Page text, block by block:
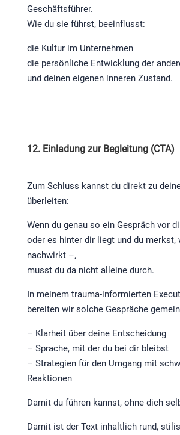
Geschäftsführer.
Wie du sie führst, beeinflusst:
die Kultur im Unternehmen
die persönliche Entwicklung der
und deinen eigenen inneren Zustand.
12. Einladung zur Begleitung (CTA)
Zum Schluss kannst du direkt zu
überleiten:
Wenn du genau so ein Gespräch vor
oder es hinter dir liegt und du merkst,
nachwirkt –,
musst du da nicht alleine durch.
In meinem trauma-informierten
bereiten wir solche Gespräche
– Klarheit über deine Entscheidung
– Sprache, mit der du bei dir bleibst
– Strategien für den Umgang mit
Reaktionen
Damit du führen kannst, ohne dich
Damit ist der Text inhaltlich rund,